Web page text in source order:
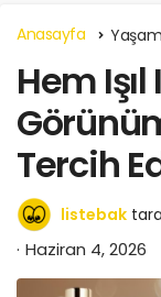
Anasayfa Yaşam
Hem
Tercih
listebak
Haziran 4, 2026